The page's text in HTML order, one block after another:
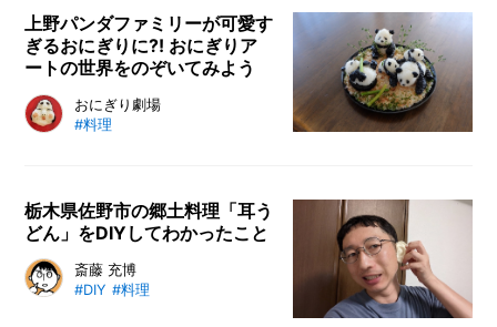
B
R
A
D
イ
タ
ー
C
R
り、イカれた発想にSNSで反響を得
ています。この記事ではおかむさん
に姿造りの魅力や、魚選びのポイン
ト、魚を捌く際のコツなどをお聞き
しました。
上野パンダファミリーが可愛す
ぎるおにぎりに?! おにぎりア
ートの世界をのぞいてみよう
おにぎりアーティストでご活動のお
にぎり劇場さんが、パンダファミリ
パンダをおにぎりで表現する方法と
は？ おにぎりアートの制作過程か
ら実食までご覧ください。
おにぎり劇場
#料理
栃木県佐野市の郷土料理「耳う
どん」をDIYしてわかったこと
栃木県の郷土料理「耳うどん」を、
よりリアルな耳のように作るべく、
斎藤 充博
#DIY #料理